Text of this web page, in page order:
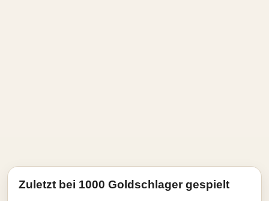
Zuletzt bei 1000 Goldschlager gespielt